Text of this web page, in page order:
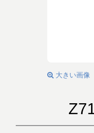
大きい画像